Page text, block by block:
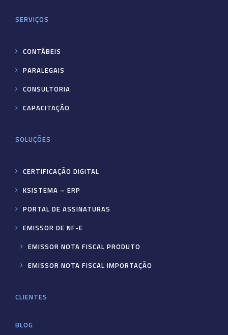
SERVIÇOS
CONTÁBEIS
PARALEGAIS
CONSULTORIA
CAPACITAÇÃO
SOLUÇÕES
CERTIFICAÇÃO DIGITAL
KSISTEMA – ERP
PORTAL DE ASSINATURAS
EMISSOR DE NF-E
EMISSOR NOTA FISCAL PRODUTO
EMISSOR NOTA FISCAL IMPORTAÇÃO
CLIENTES
BLOG